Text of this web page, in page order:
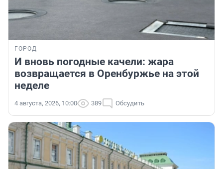
ГОРОД
И вновь погодные качели: жара
возвращается в Оренбуржье на этой
неделе
4 августа, 2026, 10:00 389 Обсудить